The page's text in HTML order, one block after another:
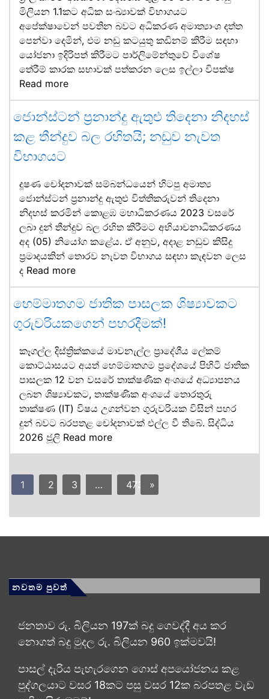
මිලියන 1.1කට අධික සංඛ්‍යාවක් විභාගයට
අපේක්ෂාවෙන් පවතින බවට අධිකරණ අමාත්‍යාංශ දත්ත
පෙන්වා දෙමින්, එම නඩු කටයුතු කඩිනම් කිරීම සඳහා
යෝජනා ඉදිරිපත් කිරීමට පාර්ලිමේන්තුවේ විශේෂ
තේරීම් කාරක සභාවක් පත්කරන ලෙස ඉල්ලා විපක්ෂ
Read more
ජොන්ස්ටන් ප්‍රනාන්දු ඇතුළු තිදෙනා නිදහස්
කළ තීන්දුව බල රහිතයි; නඩුව නැවත
විභාගයට
දූෂණ චෝදනාවක් සම්බන්ධයෙන් හිටපු අමාත්‍ය
ජොන්ස්ටන් ප්‍රනාන්දු ඇතුළු විත්තිකරුවන් තිදෙනා
නිදහස් කරමින් කොළඹ මහාධිකරණය 2023 වසරේ
ලබා දුන් තීන්දුව බල රහිත කිරීමට අභියාචනාධිකරණය
අද (05) නියෝග කළේය. ඒ අනුව, අදාළ නඩුව කිසිදු
ප්‍රමාදයකින් තොරව නැවත විභාගය සඳහා කැඳවන ලෙස
ද Read more
හෙම්මාතගම ජාතික පාසලක ශිෂ්‍යාවකට
ගුරුවරියකගෙන් පහරදීමක්!
කෑගල්ල දිස්ත්‍රික්කයේ මාවනැල්ල ප්‍රාදේශීය ලේකම්
කොට්ඨාසයට අයත් හෙම්මාතගම ප්‍රදේශයේ පිහිටි ජාතික
පාසලක 12 වන වසරේ තාක්ෂණික අංශයේ අධ්‍යාපනය
ලබන ශිෂ්‍යාවකට, තාක්ෂණික අංශයේ තොරතුරු
තාක්ෂණ (IT) විෂය උගන්වන ගුරුවරියක විසින් පහර
දුන් බවට බරපතළ චෝදනාවක් එල්ල වී තිබේ. සිද්ධිය
2026 ජූලි Read more
1 2 3 … 473 »
නවතම පුවත්
ජනතාව රු. බිලියන 197ක් බදු ගෙවද්දී අය කර
නොගත් බදු මුදල රු. බිලියන 960 ඉක්මවයි!
පාසල් දැරිය පැහැරගෙන ගොස් අපයෝජනය කළ
පුද්ගලයාට වසර 18කට පසු වසර 12ක බරපතළ වැඩ